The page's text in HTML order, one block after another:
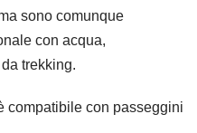
sono comunque
con acqua,
trekking.
compatibile con passeggini